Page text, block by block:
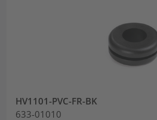
HV1101-PVC-FR-BK
633-01010